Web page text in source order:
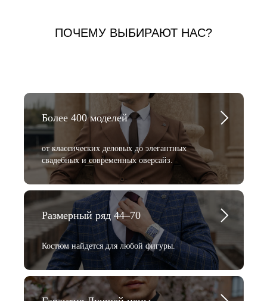
ПОЧЕМУ ВЫБИРАЮТ НАС?
Более 400 моделей
от классических деловых до элегантных
свадебных и современных оверсайз.
Размерный ряд 44–70
Костюм найдется для любой фигуры.